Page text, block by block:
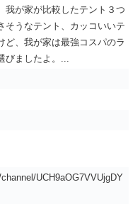
我が家が比較したテント３つ
そうなテント、カッコいいテ
ど、我が家は最強コスパのラ
びましたよ。...
UCH9aOG7VVUjgDY